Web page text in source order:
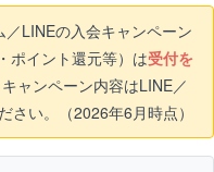
LINEの入会キャンペーン
ポイント還元等）は受付を
ャンペーン内容はLINE／
さい。（2026年6月時点）